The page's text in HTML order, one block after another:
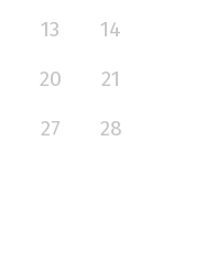
13
14
20
21
27
28